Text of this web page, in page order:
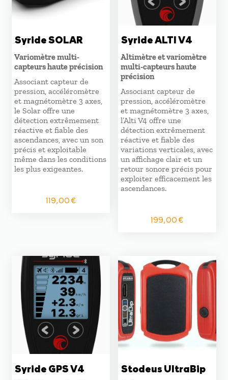
Syride SOLAR
Variomètre multi-
capteurs haute précision
Associant capteur de
pression, accéléromètre
et magnétomètre 3 axes,
le Solar offre une
détection extrêmement
réactive et fiable des
ascendances, avec un son
précis et exploitable
même dans les conditions
les plus exigeantes.
119,00€
Syride ALTI V4
Altimètre et variomètre
multi-capteurs haute
précision
Associant capteur de
pression, accéléromètre
et magnétomètre 3 axes,
l’Alti V4 offre une
détection extrêmement
réactive et fiable des
variations verticales, avec
un affichage clair et un
retour sonore précis pour
exploiter efficacement les
ascendances.
199,00€
Syride GPS V4 Stodeus UltraBip